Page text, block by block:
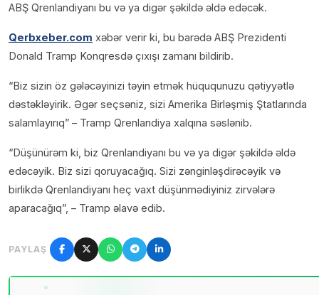
ABŞ Qrenlandiyanı bu və ya digər şəkildə əldə edəcək.
Qerbxeber.com xəbər verir ki, bu barədə ABŞ Prezidenti
Donald Tramp Konqresdə çıxışı zamanı bildirib.
“Biz sizin öz gələcəyinizi təyin etmək hüququnuzu qətiyyətlə
dəstəkləyirik. Əgər seçsəniz, sizi Amerika Birləşmiş Ştatlarında
salamlayırıq” – Tramp Qrenlandiya xalqına səslənib.
“Düşünürəm ki, biz Qrenlandiyanı bu və ya digər şəkildə əldə
edəcəyik. Biz sizi qoruyacağıq. Sizi zənginləşdirəcəyik və
birlikdə Qrenlandiyanı heç vaxt düşünmədiyiniz zirvələrə
aparacağıq”, – Tramp əlavə edib.
PAYLAŞ